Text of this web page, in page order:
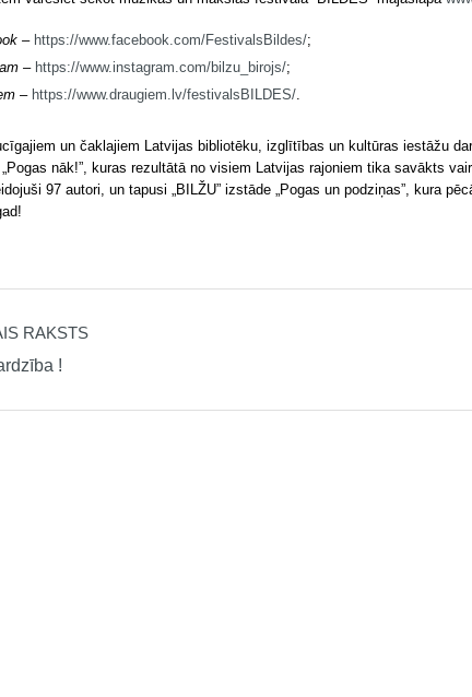
– https://www.facebook.com/FestivalsBildes/;
– https://www.instagram.com/bilzu_birojs/;
– https://www.draugiem.lv/festivalsBILDES/.
un čaklajiem Latvijas bibliotēku, izglītības un kultūras iestāžu
nāk!”, kuras rezultātā no visiem Latvijas rajoniem tika savākts
97 autori, un tapusi „BILŽU” izstāde „Pogas un podziņas”, kura
RAKSTS
!